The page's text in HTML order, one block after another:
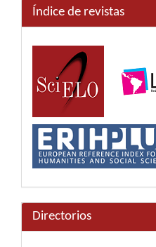
Índice de revistas
Directorios